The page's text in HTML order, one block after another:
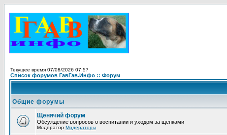
Текущее время 07/08/2026 07:57
Список форумов ГавГав.Инфо :: Форум
Общие форумы
Щенячий форум
Обсуждение вопросов о воспитании и уходом за щенками
Модератор Модераторы